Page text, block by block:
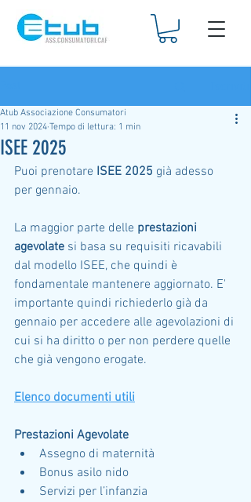
ISEE 2025
Atub Associazione Consumatori
11 nov 2024 Tempo di lettura: 1 min
Puoi prenotare ISEE 2025 già adesso
per gennaio.
La maggior parte delle prestazioni
agevolate si basa su requisiti ricavabili
dal modello ISEE, che quindi è
fondamentale mantenere aggiornato. E'
importante quindi richiederlo già da
gennaio per accedere alle agevolazioni di
cui si ha diritto o per non perdere quelle
che già vengono erogate.
Elenco documenti utili
Prestazioni Agevolate
Assegno di maternità
Bonus asilo nido
Servizi per l’infanzia